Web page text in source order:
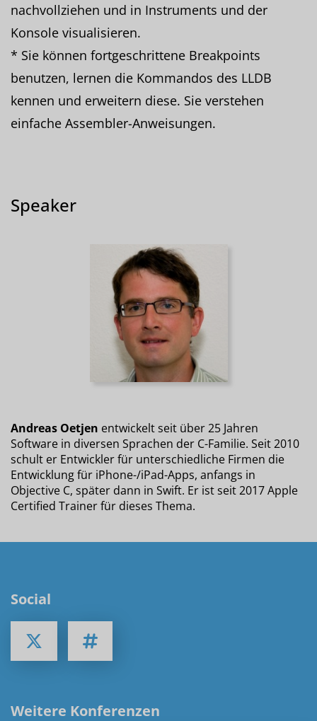
nachvollziehen und in Instruments und der
Konsole visualisieren.
* Sie können fortgeschrittene Breakpoints
benutzen, lernen die Kommandos des LLDB
kennen und erweitern diese. Sie verstehen
einfache Assembler-Anweisungen.
Speaker
Andreas Oetjen entwickelt seit über 25 Jahren
Software in diversen Sprachen der C-Familie. Seit 2010
schult er Entwickler für unterschiedliche Firmen die
Entwicklung für iPhone-/iPad-Apps, anfangs in
Objective C, später dann in Swift. Er ist seit 2017 Apple
Certified Trainer für dieses Thema.
Social
Weitere Konferenzen